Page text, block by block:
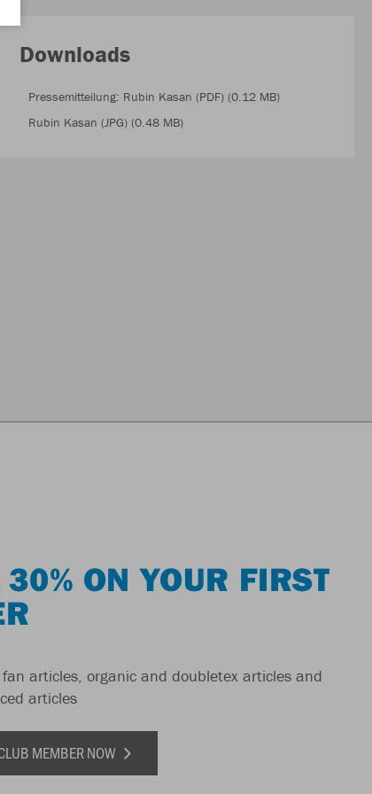
Downloads
Pressemitteilung: Rubin Kasan (PDF) (0.12 MB)
Rubin Kasan (JPG) (0.48 MB)
ON YOUR FIRST
articles, organic and doubletex articles and
articles
MEMBER NOW